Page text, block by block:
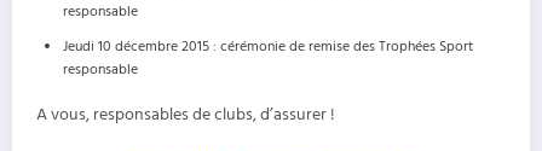
responsable
Jeudi 10 décembre 2015 : cérémonie de remise des Trophées Sport
responsable
A vous, responsables de clubs, d’assurer !